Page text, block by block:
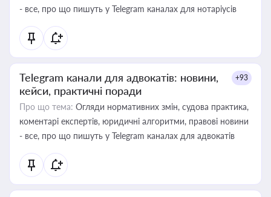
- все, про що пишуть у Telegram каналах для нотаріусів
Telegram канали для адвокатів: новини,
кейси, практичні поради
+93
Про що тема: Огляди нормативних змін, судова практика,
коментарі експертів, юридичні алгоритми, правові новини
- все, про що пишуть у Telegram каналах для адвокатів